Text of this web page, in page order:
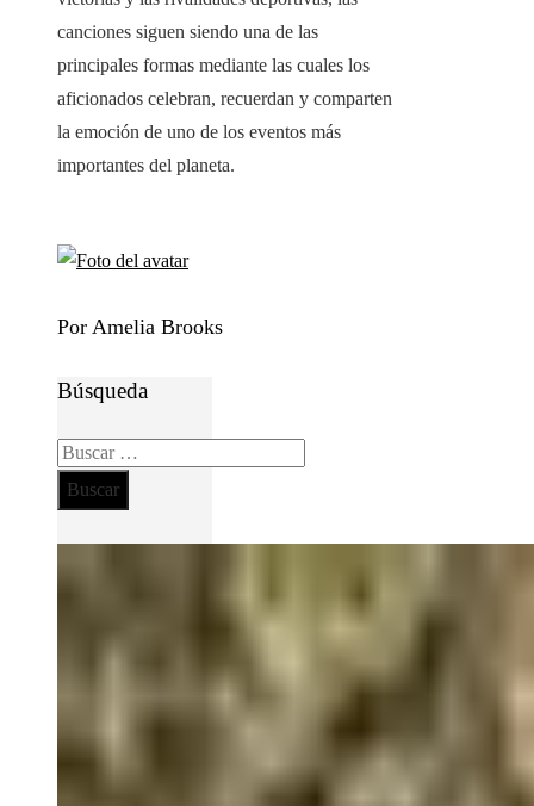
canciones siguen siendo una de las
principales formas mediante las cuales los
aficionados celebran, recuerdan y comparten
la emoción de uno de los eventos más
importantes del planeta.
Por Amelia Brooks
Búsqueda
Buscar: